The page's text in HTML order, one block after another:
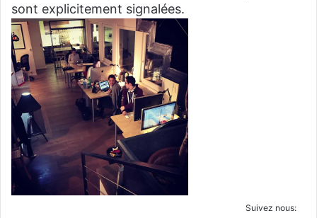
sont explicitement signalées.
Suivez nous: